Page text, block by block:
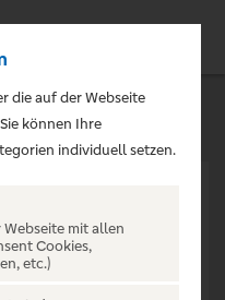
NICHT
die auf der Webseite
können Ihre
individuell setzen.
mit allen
Cookies,
etc.)